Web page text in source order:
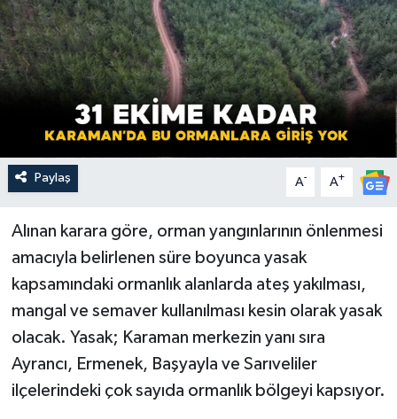
Paylaş A- A+
Alınan karara göre, orman yangınlarının önlenmesi
amacıyla belirlenen süre boyunca yasak
kapsamındaki ormanlık alanlarda ateş yakılması,
mangal ve semaver kullanılması kesin olarak yasak
olacak. Yasak; Karaman merkezin yanı sıra
Ayrancı, Ermenek, Başyayla ve Sarıveliler
ilçelerindeki çok sayıda ormanlık bölgeyi kapsıyor.